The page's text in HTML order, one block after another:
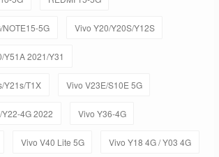
NOTE15-5G Vivo Y20/Y20S/Y12S
Y51A 2021/Y31
Y21s/T1X Vivo V23E/S10E 5G
4G 2022 Vivo Y36-4G
Vivo V40 Lite 5G Vivo Y18 4G / Y03 4G